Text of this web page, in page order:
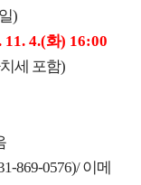
일)
11. 4.(화) 16:00
세 포함)
869-0576)/ 이메